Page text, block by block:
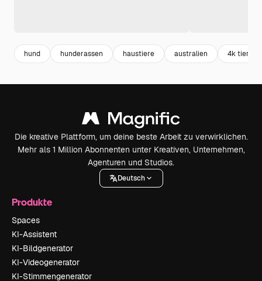
hund hunderassen haustiere australien 4k tiere
Die kreative Plattform, um deine beste Arbeit zu verwirklichen.
Mehr als 1 Million Abonnenten unter Kreativen, Unternehmen,
Agenturen und Studios.
Deutsch
Produkte
Spaces
KI-Assistent
KI-Bildgenerator
KI-Videogenerator
KI-Stimmengenerator